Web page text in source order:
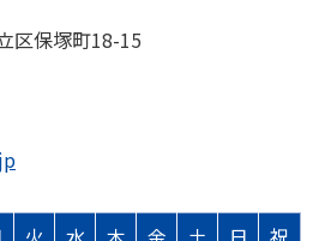
区保塚町18-15